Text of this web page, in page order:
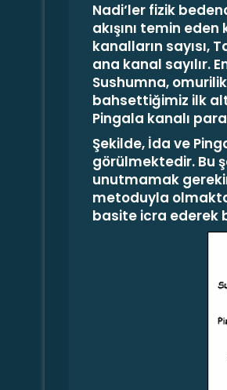
Nadi‘ler fizik
akışını temin
kanalların sayısı,
ana kanal sayılır.
Sushumna,
bahset­tiğimiz ilk
Pingala kanalı
Şekilde, İda ve
görülmektedir. Bu
unutmamak
metoduyla
basite icra ederek